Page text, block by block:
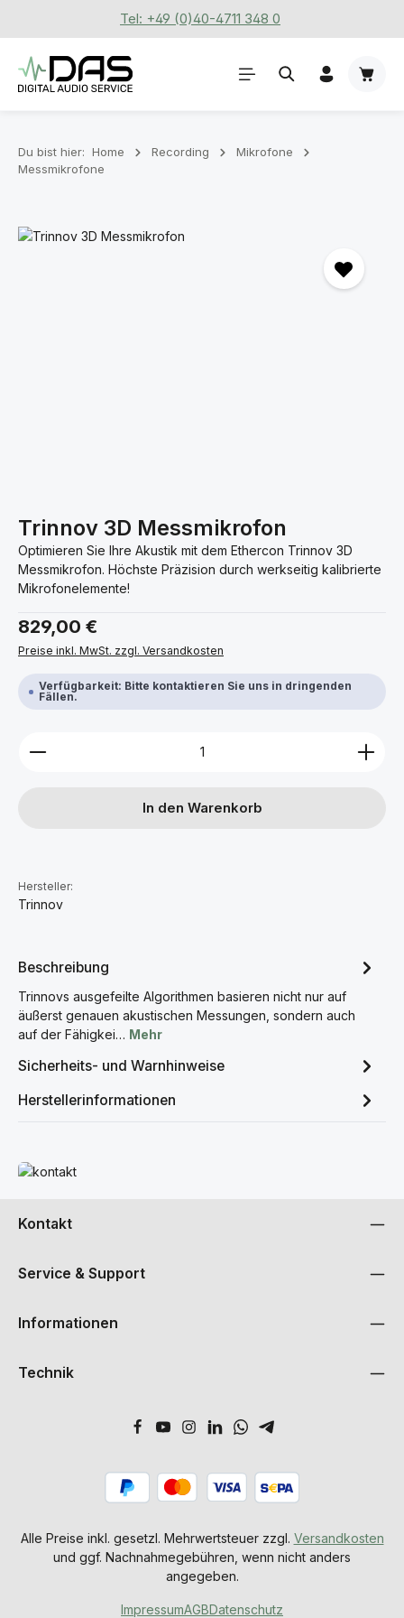
Zum Hauptinhalt springenTel: +49 (0)40-4711 348 0
Du bist hier: Home Recording
Mikrofone
Messmikrofone
Bildergalerie überspringen
Trinnov 3D Messmikrofon
Optimieren Sie Ihre Akustik mit dem Ethercon Trinnov 3D
Messmikrofon. Höchste Präzision durch werkseitig kalibrierte
Mikrofonelemente!
Regulärer Preis:
829,00 €
Preise inkl. MwSt. zzgl. Versandkosten
Verfügbarkeit: Bitte kontaktieren Sie uns in dringenden
Fällen.
Produkt Anzahl: Gib den gewünschten Wert ein
In den Warenkorb
Hersteller:
Trinnov
Beschreibung
Trinnovs ausgefeilte Algorithmen basieren nicht nur auf
äußerst genauen akustischen Messungen, sondern auch
auf der Fähigkei… Mehr
Sicherheits- und Warnhinweise
Herstellerinformationen
Mehr erfahren
Kontakt
Service & Support
Informationen
Technik
Alle Preise inkl. gesetzl. Mehrwertsteuer zzgl. Versandkosten
und ggf. Nachnahmegebühren, wenn nicht anders
angegeben.
ImpressumAGBDatenschutz